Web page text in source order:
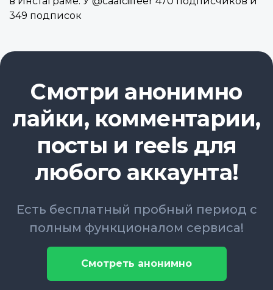
349 подписок
Смотри анонимно
лайки, комментарии,
посты и reels для
любого аккаунта!
Есть бесплатный пробный период с
полным функционалом сервиса!
Смотреть анонимно